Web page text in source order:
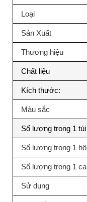
Loại
Sản Xuất
Thương hiệu
Chất liệu
Kích thước:
Màu sắc
Số lượng trong 1 túi
Số lượng trong 1
Số lượng trong 1
Sử dụng